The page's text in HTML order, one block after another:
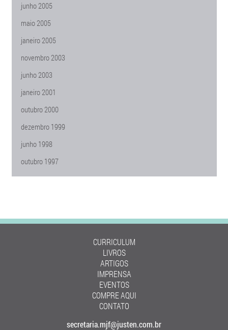
junho 2005
maio 2005
janeiro 2005
novembro 2003
junho 2003
janeiro 2001
outubro 2000
dezembro 1999
junho 1998
outubro 1997
CURRICULUM
LIVROS
ARTIGOS
IMPRENSA
EVENTOS
COMPRE AQUI
CONTATO
secretaria.mjf@justen.com.br